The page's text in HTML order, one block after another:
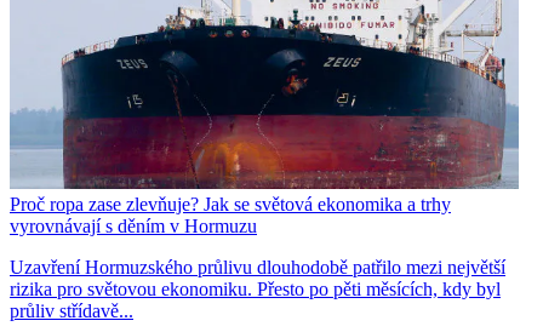
Proč ropa zase zlevňuje? Jak se světová ekonomika a trhy
vyrovnávají s děním v Hormuzu
Uzavření Hormuzského průlivu dlouhodobě patřilo mezi největší
rizika pro světovou ekonomiku. Přesto po pěti měsících, kdy byl
průliv střídavě...